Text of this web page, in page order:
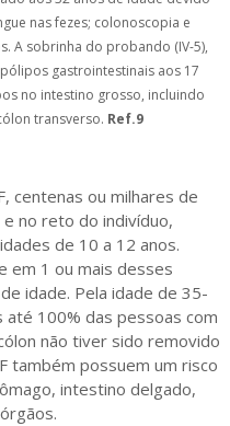
nas fezes; colonoscopia e
A sobrinha do probando (IV-5),
gastrointestinais aos 17
no intestino grosso, incluindo
transverso. Ref.9
ou milhares de
no reto do indivíduo,
de 10 a 12 anos.
em 1 ou mais desses
idade. Pela idade de 35-
100% das pessoas com
não tiver sido removido
também possuem um risco
intestino delgado,